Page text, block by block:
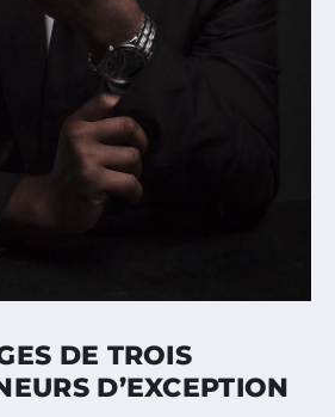
DE TROIS
D’EXCEPTION